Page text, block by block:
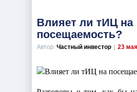
Влияет ли тИЦ на
посещаемость?
Автор: Частный инвестор 23